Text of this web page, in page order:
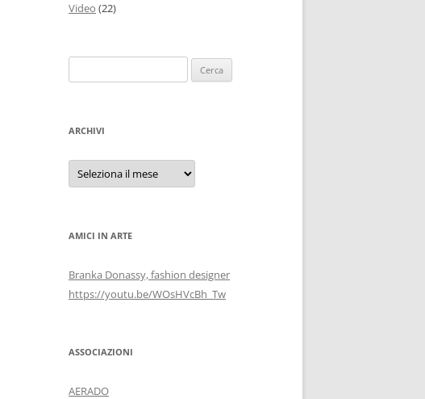
Video (22)
per:
ARCHIVI
Archivi
AMICI IN ARTE
Branka Donassy, fashion designer
https://youtu.be/WOsHVcBh_Tw
ASSOCIAZIONI
AERADO